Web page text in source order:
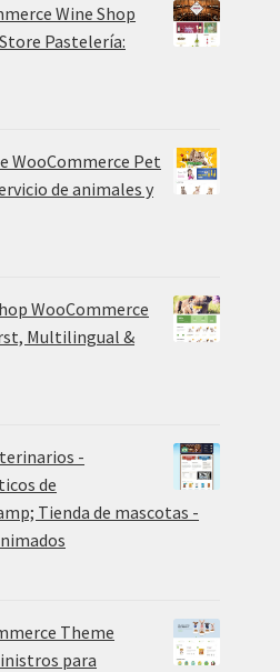
Wine Shop
Pastelería:
WooCommerce Pet
de animales y
WooCommerce
Multilingual &
-
de
Tienda de mascotas -
Theme
para